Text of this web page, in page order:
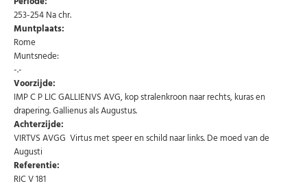
Schrijf u in voor onze gratis nieuwsbrief en ontvang
wekelijks een overzicht van de nieuwste munten en
speciale aanbiedingen.
Uw
253-254 Na chr.
Muntplaats:
Rome
Muntsnede:
-.-
Voorzijde:
IMP C P LIC GALLIENVS AVG, kop stralenkroon naar rechts, kuras en
drapering. Gallienus als Augustus.
Achterzijde:
VIRTVS AVGG Virtus met speer en schild naar links. De moed van de
Augusti
Referentie:
RIC V 181